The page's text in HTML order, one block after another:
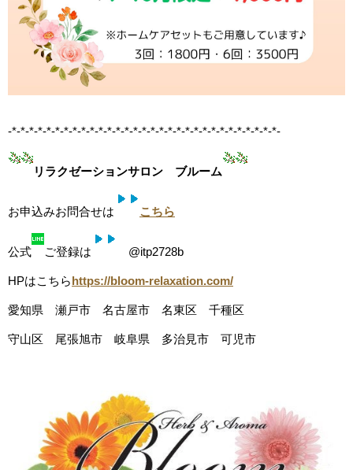
-*-*-*-*-*-*-*-*-*-*-*-*-*-*-*-*-*-*-*-*-*-*-*-*-*-*-*-*-*-*-*-
リラクゼーションサロン ブルーム
お申込みお問合せは こちら
公式 ご登録は @itp2728b
HPはこちらhttps://bloom-relaxation.com/
愛知県 瀬戸市 名古屋市 名東区 千種区
守山区 尾張旭市 岐阜県 多治見市 可児市